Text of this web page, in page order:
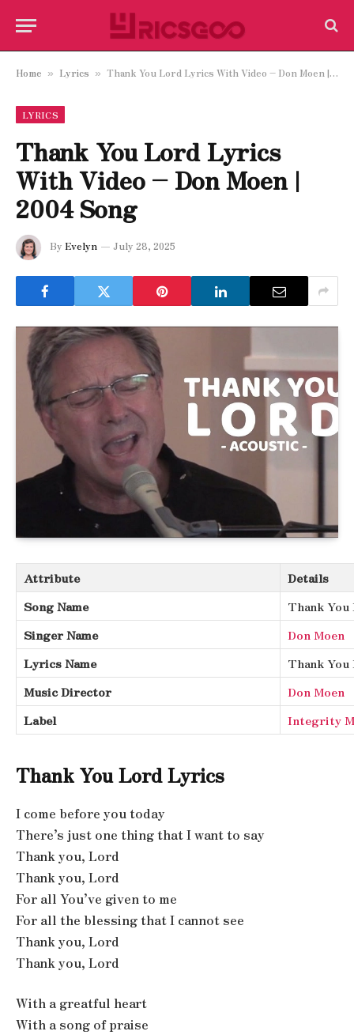
Home » Lyrics » Thank You Lord Lyrics With Video – Don Moen | 2004 Song
LYRICS
Thank You Lord Lyrics
With Video – Don Moen |
2004 Song
By Evelyn July 28, 2025
Attribute
Details
Song Name
Thank
Singer Name
Don Moen
Lyrics Name
Thank
Music Director
Don Moen
Label
Integrity
Thank You Lord Lyrics
I come before you today
There’s just one thing that I want to say
Thank you, Lord
Thank you, Lord
For all You’ve given to me
For all the blessing that I cannot see
Thank you, Lord
Thank you, Lord
With a greatful heart
With a song of praise